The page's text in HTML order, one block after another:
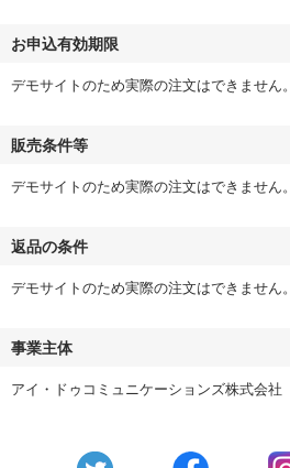
お申込有効期限
デモサイトのため実際の注文はできません。
販売条件等
デモサイトのため実際の注文はできません。
返品の条件
デモサイトのため実際の注文はできません。
事業主体
アイ・ドゥコミュニケーションズ株式会社